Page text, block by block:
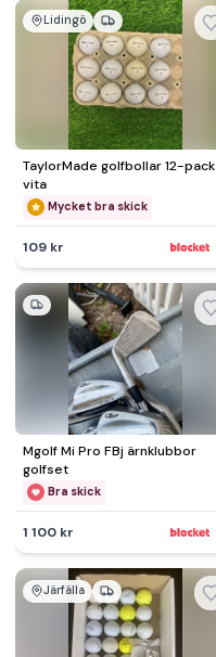
Lidingö
TaylorMade golfbollar 12-pack
vita
Mycket bra skick
109 kr
Mgolf Mi Pro FBj ärnklubbor
golfset
Bra skick
1 100 kr
Järfälla